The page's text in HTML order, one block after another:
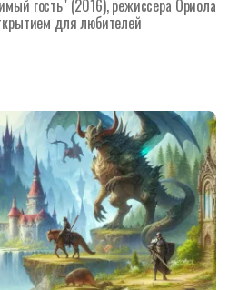
гость" (2016), режиссера Ориола
для любителей